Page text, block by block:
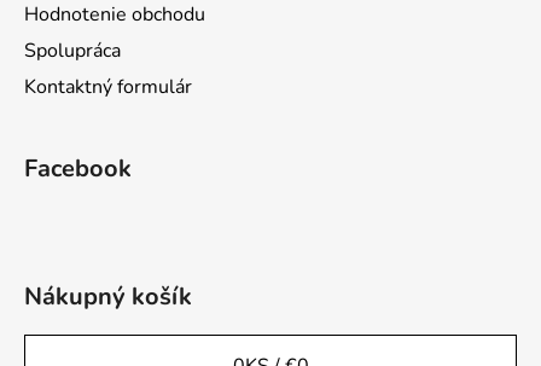
Hodnotenie obchodu
Spolupráca
Kontaktný formulár
Facebook
Nákupný košík